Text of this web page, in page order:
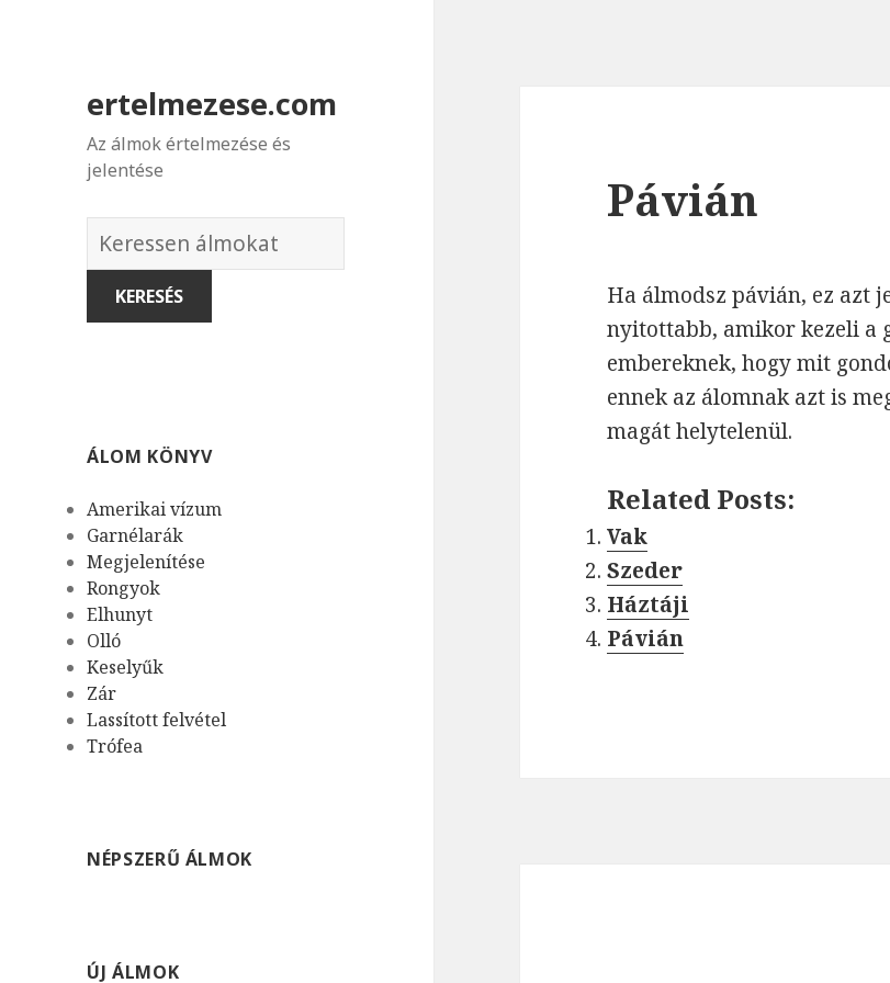
ertelmezese.com
Az álmok értelmezése és
jelentése
Álmok
szótára
ÁLOM KÖNYV
Amerikai vízum
Garnélarák
Megjelenítése
Rongyok
Elhunyt
Olló
Keselyűk
Zár
Lassított felvétel
Trófea
NÉPSZERŰ ÁLMOK
ÚJ ÁLMOK
Pávián
Ha álmodsz pávián, ez azt
nyitottabb, amikor kezeli a
embereknek, hogy mit
ennek az álomnak azt is
magát helytelenül.
Related Posts:
Vak
Szeder
Háztáji
Pávián